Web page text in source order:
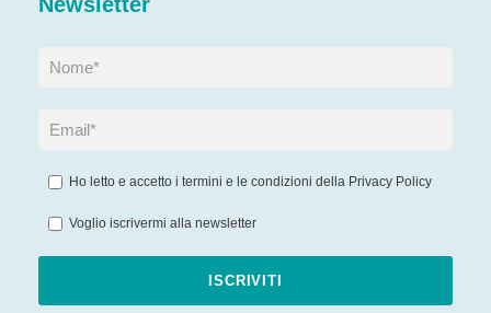
Newsletter
Ho letto e accetto i termini e le condizioni della Privacy Policy
Voglio iscrivermi alla newsletter